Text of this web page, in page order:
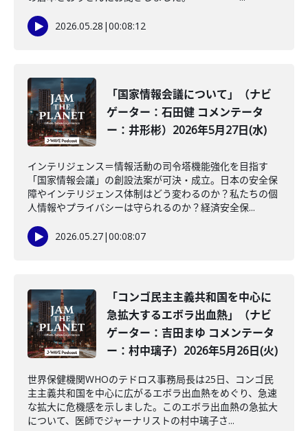
2026.05.28 |00:08:12
「国家情報会議について」（ナビ
ゲーター：石田健 コメンテータ
ー：井形彬）2026年5月27日(水)
インテリジェンス＝情報活動の司令塔機能強化を目指す
「国家情報会議」の創設法案が可決・成立。日本の安全保
障やインテリジェンス体制はどう変わるのか？私たちの個
人情報やプライバシーは守られるのか？経済安全保...
2026.05.27|00:08:07
「コンゴ民主主義共和国を中心に
急拡大するエボラ出血熱」（ナビ
ゲーター：吉田まゆ コメンテータ
ー：村中璃子）2026年5月26日(火)
世界保健機関WHOのテドロス事務局長は25日、コンゴ民
主主義共和国を中心に広がるエボラ出血熱をめぐり、急速
な拡大に危機感を示しました。このエボラ出血熱の急拡大
について、医師でジャーナリストの村中璃子さ...